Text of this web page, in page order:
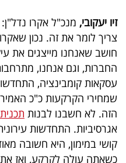
זיו יעקובי, מנכ"ל אקרו
צריך לומר את זה. נכון
חושב שאנחנו מייצגים את
החברות, וגם אנחנו,
עסקאות קומבינציה,
שמחירי הקרקעות כ"כ
הזה. לא חשבנו לבנות
אגרסיביות. התחדשות
קושי במימון, היא חשובה
כשאתה עולה לקרקע, ואז